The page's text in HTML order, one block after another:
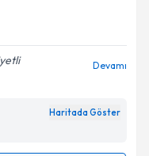
belirtilen
ediyorum.
Devamı
Haritada Göster